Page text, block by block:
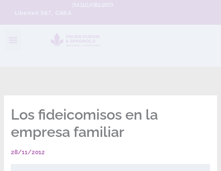
Libertad 567, CABA
+54 (11) 4382-0973
Los fideicomisos en la
empresa familiar
28/11/2012